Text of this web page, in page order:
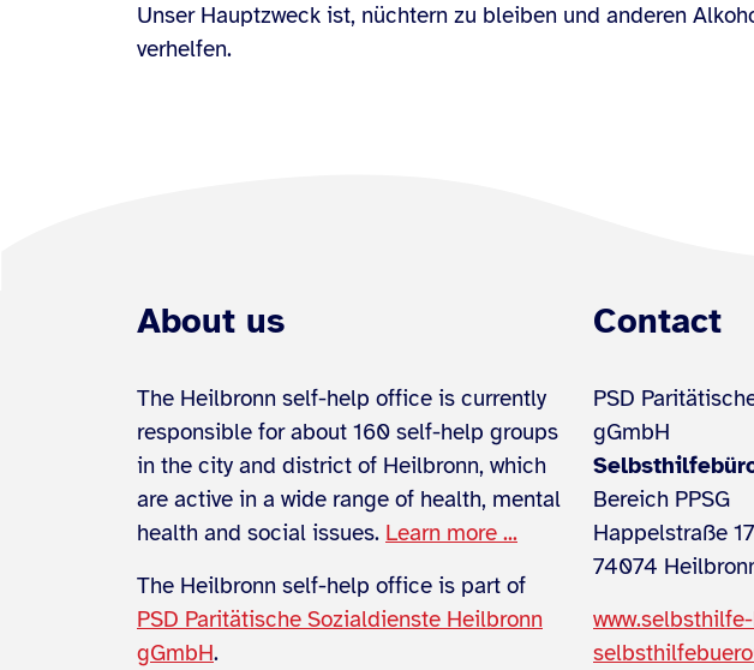
Unser Hauptzweck ist, nüchtern zu bleiben und anderen
verhelfen.
About us
The Heilbronn self-help office is currently
responsible for about 160 self-help groups
in the city and district of Heilbronn, which
are active in a wide range of health, mental
health and social issues. Learn more ...
The Heilbronn self-help office is part of
PSD Paritätische Sozialdienste Heilbronn
gGmbH.
Contact
PSD
gGmbH
Bereich PPSG
Happelstraße 17
74074